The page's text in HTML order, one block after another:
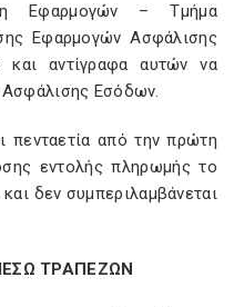
Εφαρμογών – Τμήμα
Εφαρμογών Ασφάλισης
αντίγραφα αυτών να
Ασφάλισης Εσόδων.
πενταετία από την πρώτη
εντολής πληρωμής το
δεν συμπεριλαμβάνεται
ΤΡΑΠΕΖΩΝ